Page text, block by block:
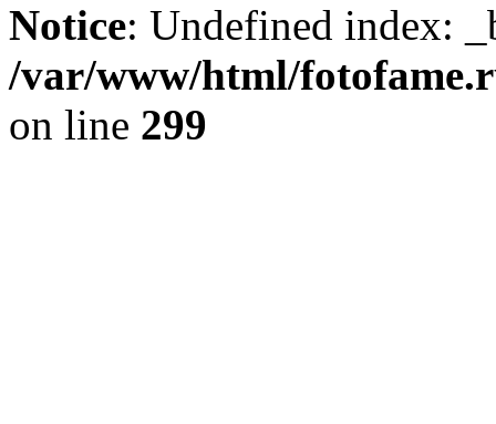
Notice: Undefined index:
/var/www/html/
on line 299